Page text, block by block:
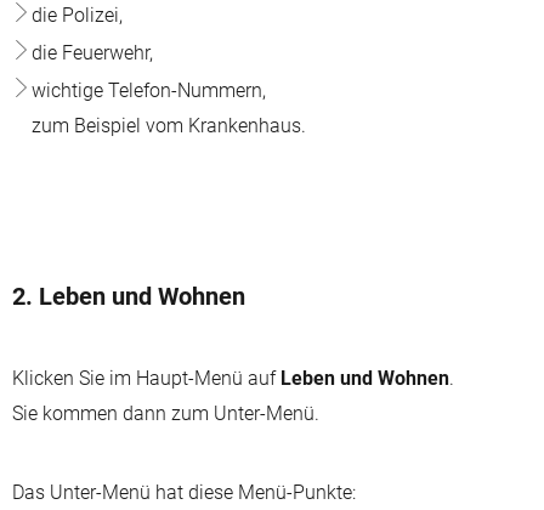
die Polizei,
die Feuerwehr,
wichtige Telefon-Nummern,
zum Beispiel vom Krankenhaus.
2. Leben und Wohnen
Klicken Sie im Haupt-Menü auf Leben und Wohnen.
Sie kommen dann zum Unter-Menü.
Das Unter-Menü hat diese Menü-Punkte: